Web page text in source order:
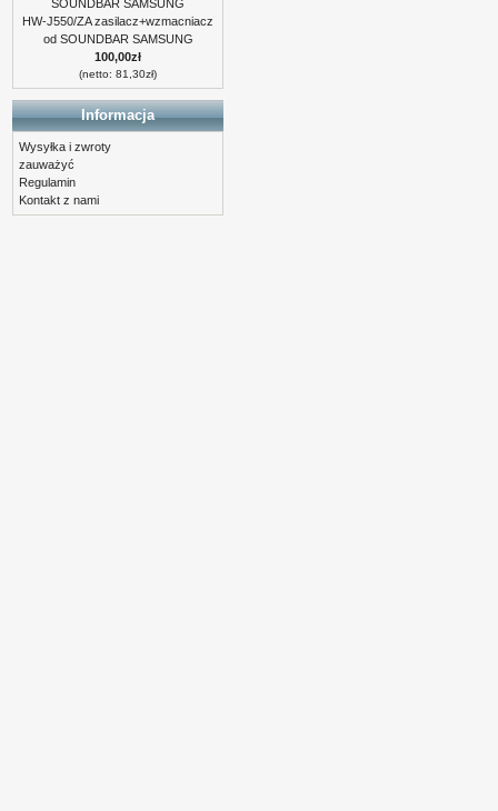
HW-J550/ZA zasilacz+wzmacniacz
od SOUNDBAR SAMSUNG
100,00zł
(netto: 81,30zł)
Informacja
Wysyłka i zwroty
zauważyć
Regulamin
Kontakt z nami